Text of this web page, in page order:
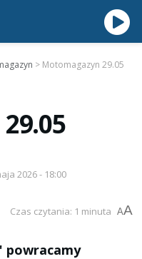
> Motomagazyn 29.05
2026 - 18:00
Czas czytania: 1 minuta AA
powracamy